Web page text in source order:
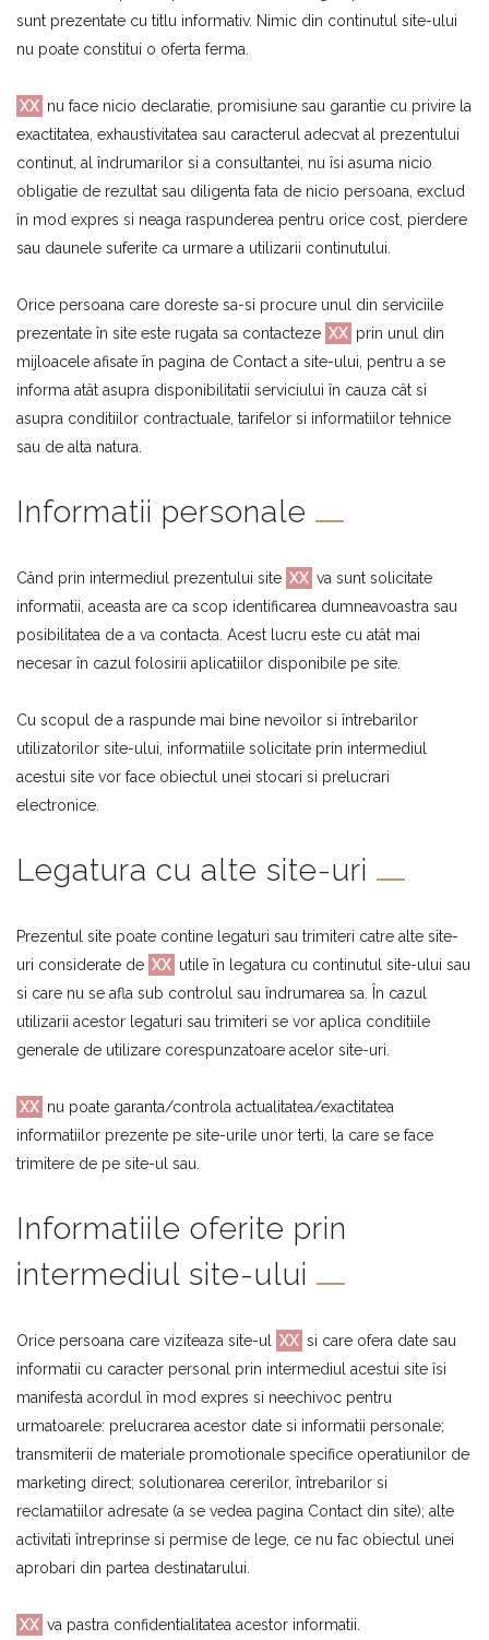
sunt prezentate cu titlu informativ. Nimic din continutul site-ului
nu poate constitui o oferta ferma.
XX nu face nicio declaratie, promisiune sau garantie cu privire la
exactitatea, exhaustivitatea sau caracterul adecvat al prezentului
continut, al îndrumarilor si a consultantei, nu îsi asuma nicio
obligatie de rezultat sau diligenta fata de nicio persoana, exclud
în mod expres si neaga raspunderea pentru orice cost, pierdere
sau daunele suferite ca urmare a utilizarii continutului.
Orice persoana care doreste sa-si procure unul din serviciile
prezentate în site este rugata sa contacteze XX prin unul din
mijloacele afisate în pagina de Contact a site-ului, pentru a se
informa atât asupra disponibilitatii serviciului în cauza cât si
asupra conditiilor contractuale, tarifelor si informatiilor tehnice
sau de alta natura.
Informatii personale
Când prin intermediul prezentului site XX va sunt solicitate
informatii, aceasta are ca scop identificarea dumneavoastra sau
posibilitatea de a va contacta. Acest lucru este cu atât mai
necesar în cazul folosirii aplicatiilor disponibile pe site.
Cu scopul de a raspunde mai bine nevoilor si întrebarilor
utilizatorilor site-ului, informatiile solicitate prin intermediul
acestui site vor face obiectul unei stocari si prelucrari
electronice.
Legatura cu alte site-uri
Prezentul site poate contine legaturi sau trimiteri catre alte site-
uri considerate de XX utile în legatura cu continutul site-ului sau
si care nu se afla sub controlul sau îndrumarea sa. În cazul
utilizarii acestor legaturi sau trimiteri se vor aplica conditiile
generale de utilizare corespunzatoare acelor site-uri.
XX nu poate garanta/controla actualitatea/exactitatea
informatiilor prezente pe site-urile unor terti, la care se face
trimitere de pe site-ul sau.
Informatiile oferite prin
intermediul site-ului
Orice persoana care viziteaza site-ul XX si care ofera date sau
informatii cu caracter personal prin intermediul acestui site îsi
manifesta acordul în mod expres si neechivoc pentru
urmatoarele: prelucrarea acestor date si informatii personale;
transmiterii de materiale promotionale specifice operatiunilor de
marketing direct; solutionarea cererilor, întrebarilor si
reclamatiilor adresate (a se vedea pagina Contact din site); alte
activitati întreprinse si permise de lege, ce nu fac obiectul unei
aprobari din partea destinatarului.
XX va pastra confidentialitatea acestor informatii.